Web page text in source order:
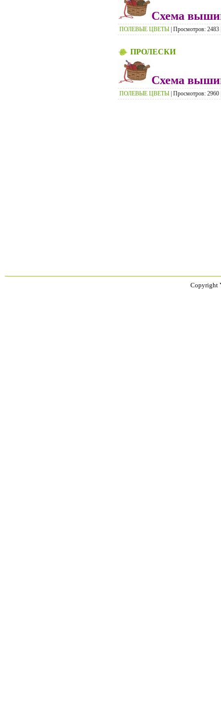
Схема
ПОЛЕВЫЕ ЦВЕТЫ | Просмотров:
ПРОЛЕСКИ
Схема
ПОЛЕВЫЕ ЦВЕТЫ | Просмотров:
Copyright